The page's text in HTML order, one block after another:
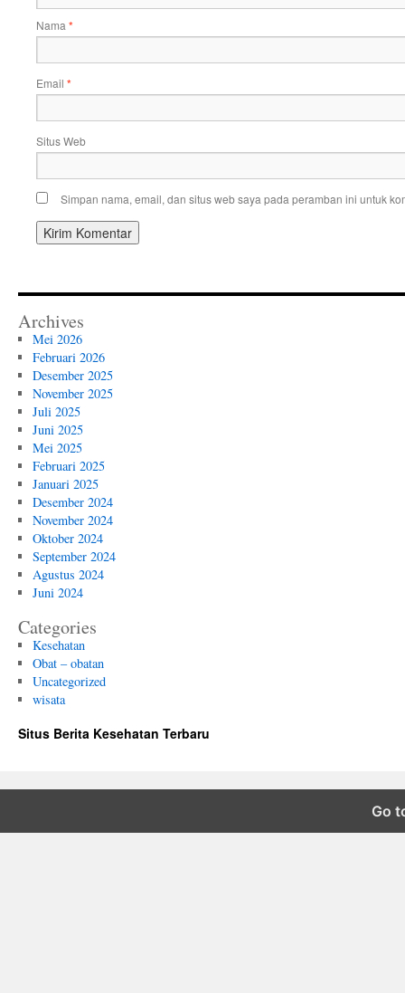
Nama *
Email *
Situs Web
Simpan nama, email, dan situs web saya pada peramban ini untuk
Archives
Mei 2026
Februari 2026
Desember 2025
November 2025
Juli 2025
Juni 2025
Mei 2025
Februari 2025
Januari 2025
Desember 2024
November 2024
Oktober 2024
September 2024
Agustus 2024
Juni 2024
Categories
Kesehatan
Obat – obatan
Uncategorized
wisata
Situs Berita Kesehatan Terbaru
Go